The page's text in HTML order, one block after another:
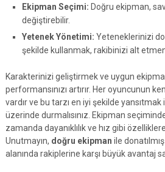
Ekipman Seçimi: Doğru ekipman,
değiştirebilir.
Yetenek Yönetimi: Yeteneklerinizi
şekilde kullanmak, rakibinizi alt
Karakterinizi geliştirmek ve uygun
performansınızı artırır. Her oyuncunun
vardır ve bu tarzı en iyi şekilde yansıtmak
üzerinde durmalısınız. Ekipman
zamanda dayanıklılık ve hız gibi
Unutmayın, doğru ekipman ile
alanında rakiplerine karşı büyük avantaj